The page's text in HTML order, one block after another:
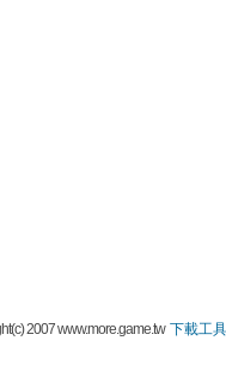
2007 www.more.game.tw下載工